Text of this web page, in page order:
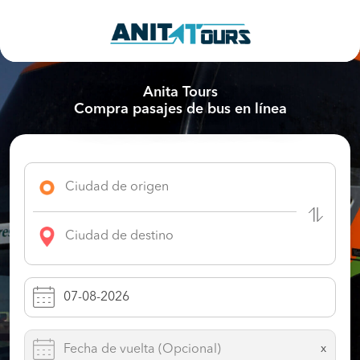
Anita Tours
Compra pasajes de bus en línea
x